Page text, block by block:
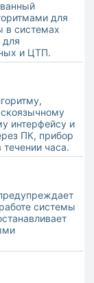
для
в системах
для
и ЦТП.
интерфейсу и
ПК, прибор
часа.
системы